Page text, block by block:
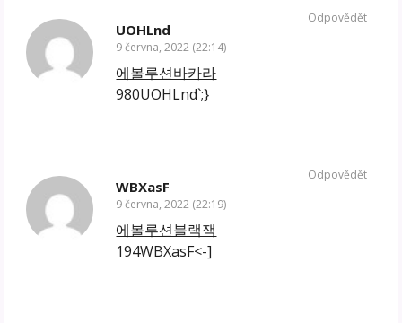
UOHLnd
9 června, 2022 (22:14)
에볼루션바카라
980UOHLnd`;}
Odpovědět
WBXasF
9 června, 2022 (22:19)
에볼루션블랙잭
194WBXasF<-]
Odpovědět